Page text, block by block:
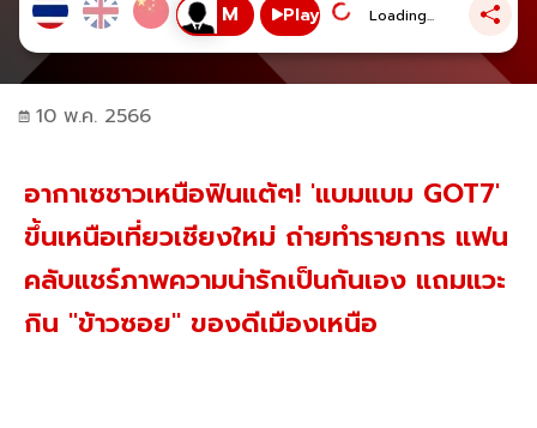
Play Loading...
10 พ.ค. 2566
อากาเซชาวเหนือฟินแต้ๆ! 'แบมแบม GOT7'
ขึ้นเหนือเที่ยวเชียงใหม่ ถ่ายทำรายการ แฟน
คลับแชร์ภาพความน่ารักเป็นกันเอง แถมแวะ
กิน "ข้าวซอย" ของดีเมืองเหนือ